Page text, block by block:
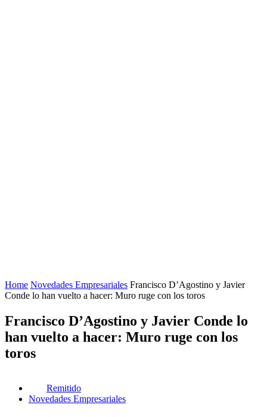
Home Novedades Empresariales Francisco D’Agostino y Javier
Conde lo han vuelto a hacer: Muro ruge con los toros
Francisco D’Agostino y Javier Conde lo
han vuelto a hacer: Muro ruge con los
toros
Remitido
Novedades Empresariales